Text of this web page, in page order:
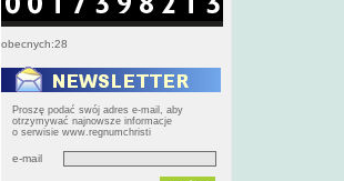
obecnych:28
Proszę podać swój adres e-mail, aby
otrzymywać najnowsze informacje
o serwisie www.regnumchristi
e-mail